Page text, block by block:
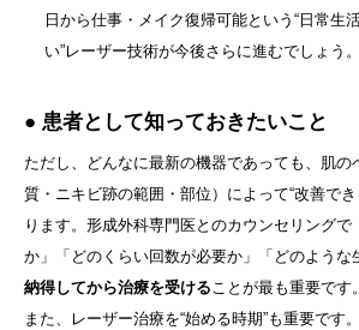
日から仕事・メイク復帰可能という“日常生
い”レーザー技術が今後さらに進むでしょう。
● 患者として知っておきたいこと
ただし、どんなに最新の機器であっても、肌の
質・ニキビ跡の範囲・部位）によって“改善で
ります。形成外科専門医とのカウンセリングで
か」「どのくらい回数が必要か」「どのような
納得してから治療を受けることが最も重要です。
また、レーザー治療を“始める時期”も重要です